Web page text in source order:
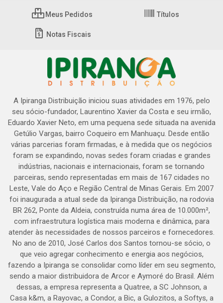
Meus Pedidos Títulos
Notas Fiscais
A Ipiranga Distribuição iniciou suas atividades em 1976, pelo
seu sócio-fundador, Laurentino Xavier da Costa e seu irmão,
Eduardo Xavier Neto, em uma pequena sede situada na avenida
Getúlio Vargas, bairro Coqueiro em Manhuaçu. Desde então
várias parcerias foram firmadas, e à medida que os negócios
foram se expandindo, novas sedes foram criadas e grandes
indústrias, nacionais e internacionais, foram se tornando
parceiras, sendo representadas em mais de 167 cidades no
Leste, Vale do Aço e Região Central de Minas Gerais. Em 2007
foi inaugurada a atual sede da Ipiranga Distribuição, na rodovia
BR 262, Ponte da Aldeia, construída numa área de 10.000m²,
com infraestrutura logística mais moderna e dinâmica, para
atender às necessidades de nossos parceiros e fornecedores.
No ano de 2010, José Carlos dos Santos tornou-se sócio, o
que veio agregar conhecimento e energia aos negócios,
fazendo a Ipiranga se consolidar como líder em seu segmento,
sendo a maior distribuidora de Arcor e Aymoré do Brasil. Além
dessas, a empresa representa a Quatree, a SC Johnson, a
Casa k&m, a Rayovac, a Condor, a Bic, a Gulozitos, a Softys, a